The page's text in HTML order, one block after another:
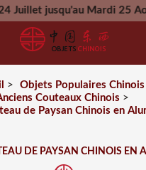
jusqu'au Mardi 25 Aout
Mercredi 26 Aout
> Objets Populaires Chinois
Couteaux Chinois >
de Paysan Chinois en
DE PAYSAN CHINOIS EN